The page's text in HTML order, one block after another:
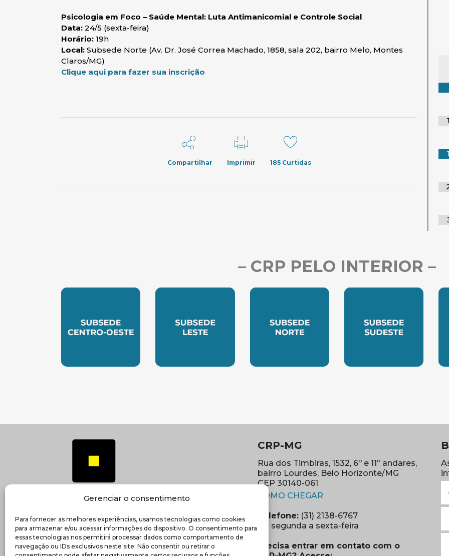
Gerenciar o consentimento
Para fornecer as melhores experiências, usamos tecnologias como cookies
para armazenar e/ou acessar informações do dispositivo. O consentimento para
essas tecnologias nos permitirá processar dados como comportamento de
navegação ou IDs exclusivos neste site. Não consentir ou retirar o
Psicologia em Foco – Saúde Mental: Luta Antimanicomial e Controle Social
Data: 24/5 (sexta-feira)
Horário: 19h
Local: Subsede Norte (Av. Dr. José Correa Machado, 1858, sala 202, bairro Melo, Montes
Claros/MG)
Clique aqui para fazer sua inscrição
Compartilhar Imprimir 185Curtidas
– CRP PELO INTERIOR –
Transparência e prestação de contas(abre em nova janela)
CRP-MG
Rua dos Timbiras, 1532, 6º e 11º andares,
bairro Lourdes, Belo Horizonte/MG
CEP 30140-061
COMO CHEGAR(abre em nova janela)
Telefone:(31) 2138-6767
De segunda a sexta-feira
Precisa entrar em contato com o